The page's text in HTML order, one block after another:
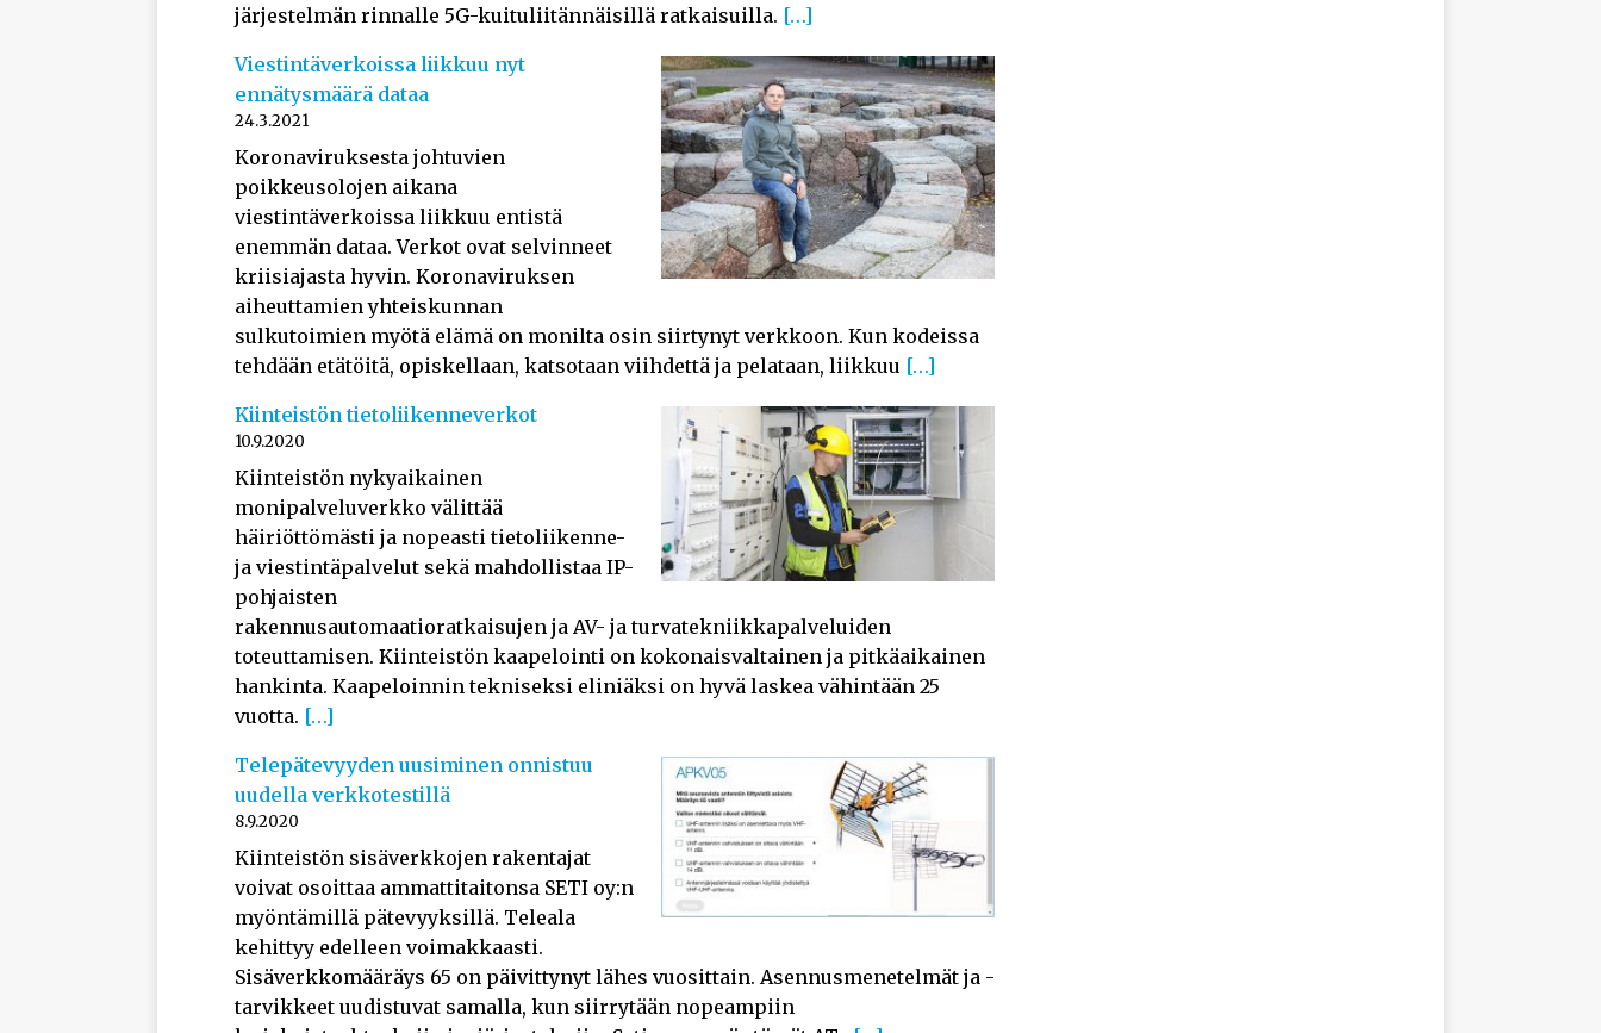
järjestelmän rinnalle 5G-kuituliitännäisillä ratkaisuilla. […]
Viestintäverkoissa liikkuu nyt
ennätysmäärä dataa
24.3.2021
Koronaviruksesta johtuvien
poikkeusolojen aikana
viestintäverkoissa liikkuu entistä
enemmän dataa. Verkot ovat selvinneet
kriisiajasta hyvin. Koronaviruksen
aiheuttamien yhteiskunnan
sulkutoimien myötä elämä on monilta osin siirtynyt verkkoon. Kun kodeissa
tehdään etätöitä, opiskellaan, katsotaan viihdettä ja pelataan, liikkuu […]
Kiinteistön tietoliikenneverkot
10.9.2020
Kiinteistön nykyaikainen
monipalveluverkko välittää
häiriöttömästi ja nopeasti tietoliikenne-
ja viestintäpalvelut sekä mahdollistaa IP-
pohjaisten
rakennusautomaatioratkaisujen ja AV- ja turvatekniikkapalveluiden
toteuttamisen. Kiinteistön kaapelointi on kokonaisvaltainen ja pitkäaikainen
hankinta. Kaapeloinnin tekniseksi eliniäksi on hyvä laskea vähintään 25
vuotta. […]
Telepätevyyden uusiminen onnistuu
uudella verkkotestillä
8.9.2020
Kiinteistön sisäverkkojen rakentajat
voivat osoittaa ammattitaitonsa SETI oy:n
myöntämillä pätevyyksillä. Teleala
kehittyy edelleen voimakkaasti.
Sisäverkkomääräys 65 on päivittynyt lähes vuosittain. Asennusmenetelmät ja -
tarvikkeet uudistuvat samalla, kun siirrytään nopeampiin